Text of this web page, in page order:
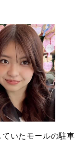
ていたモールの駐